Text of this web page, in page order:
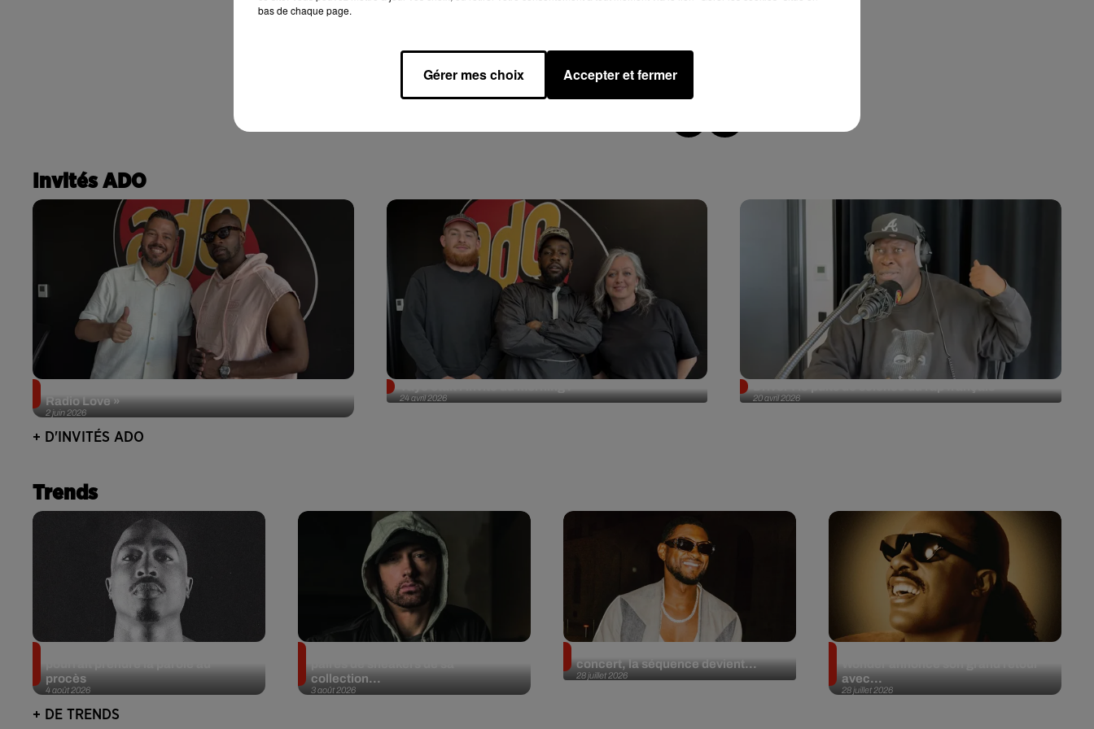
Invités ADO
2 juin 2026
Radio Love »
24 avril 2026 20 avril 2026
+ D'INVITÉS ADO
Trends
4 août 2026
procès
3 août 2026
collection...
28 juillet 2026
concert, la séquence devient...
28 juillet 2026
avec...
+ DE TRENDS
bas de chaque page.
Gérer mes choix Accepter et fermer